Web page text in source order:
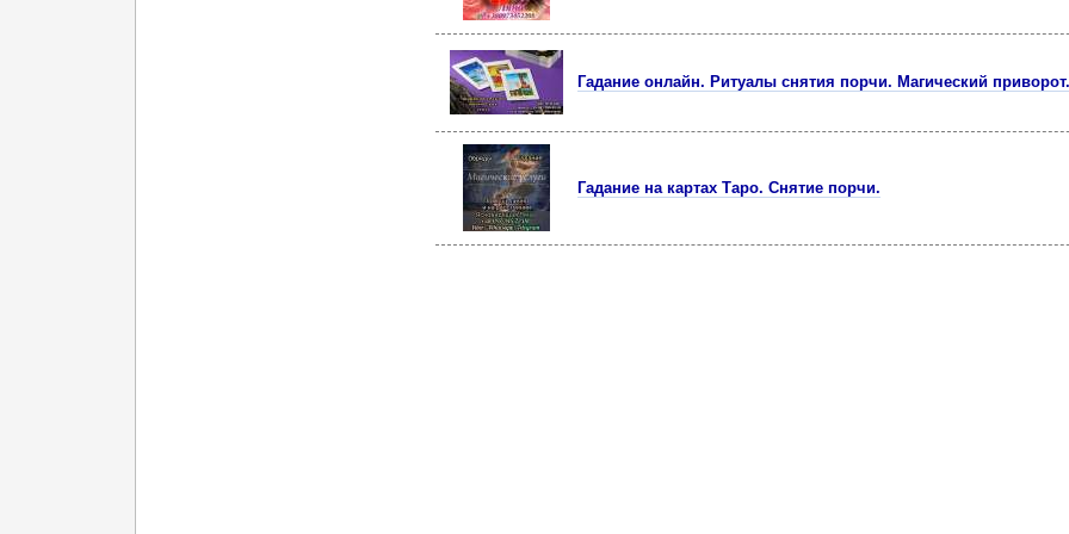
Гадание онлайн. Ритуалы снятия порчи. Магический приворот.
Гадание на картах Таро. Снятие порчи.